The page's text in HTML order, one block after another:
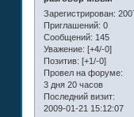
Зарегистрирован:
Приглашений: 0
Сообщений: 145
Уважение: [+4/-0]
Позитив: [+1/-0]
Провел на форуме:
3 дня 20 часов
Последний визит:
2009-01-21 15:12:07